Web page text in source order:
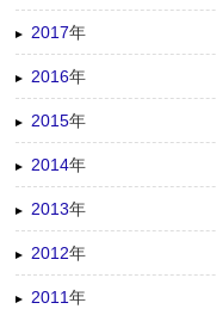
2017年
2016年
2015年
2014年
2013年
2012年
2011年